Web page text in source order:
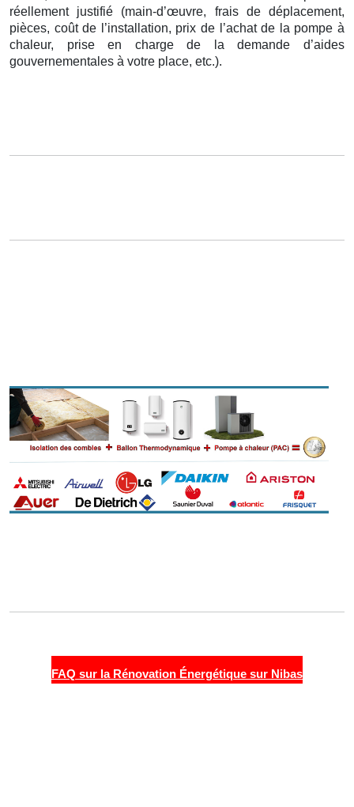
réellement justifié (main-d’œuvre, frais de déplacement,
pièces, coût de l’installation, prix de l’achat de la pompe à
chaleur, prise en charge de la demande d’aides
gouvernementales à votre place, etc.).
FAQ sur la Rénovation Énergétique sur Nibas